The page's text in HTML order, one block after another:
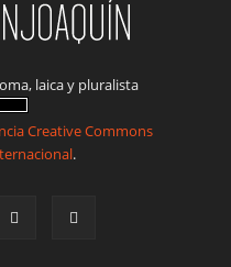
laica y pluralista
Creative Commons
.